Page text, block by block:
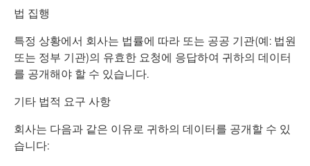
법 집행
특정 상황에서 회사는 법률에 따라 또는 공공 기관(예: 법원
또는 정부 기관)의 유효한 요청에 응답하여 귀하의 데이터
를 공개해야 할 수 있습니다.
기타 법적 요구 사항
회사는 다음과 같은 이유로 귀하의 데이터를 공개할 수 있
습니다: